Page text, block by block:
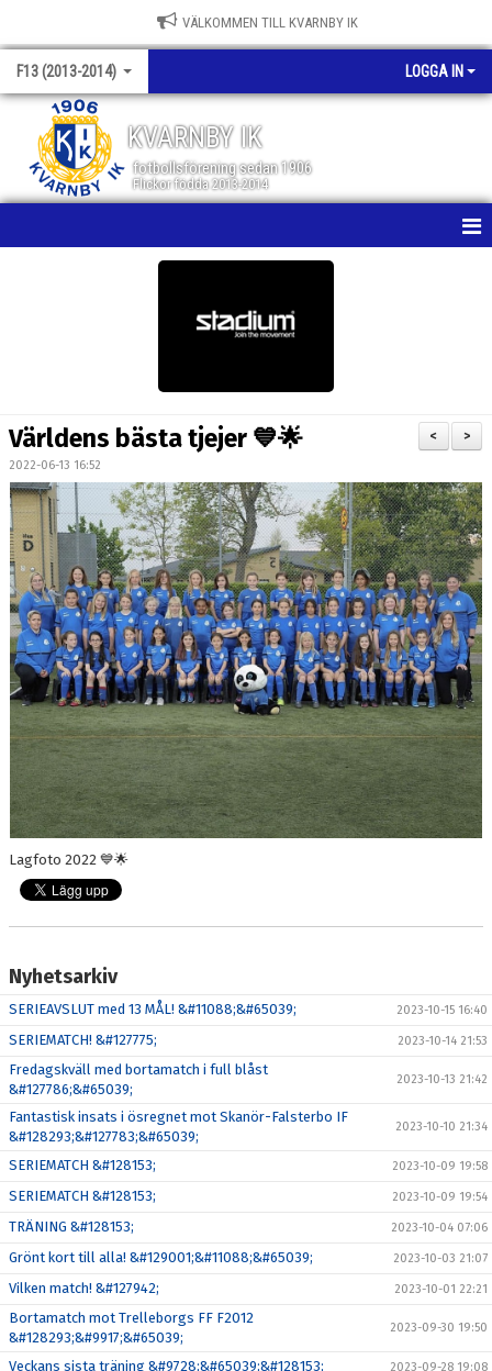
VÄLKOMMEN TILL KVARNBY IK
F13 (2013-2014) LOGGA IN
KVARNBY IK
fotbollsförening sedan 1906
Flickor födda 2013-2014
TRUPPEN
BILDGALLERI
DOKUMENT
KONTAKT
>
<
Världens bästa tjejer 💙🌟
2022-06-13 16:52
Lagfoto 2022 💙🌟
Nyhetsarkiv
SERIEAVSLUT med 13 MÅL! &#11088;&#65039; 2023-10-15 16:40
SERIEMATCH! &#127775; 2023-10-14 21:53
Fredagskväll med bortamatch i full blåst
&#127786;&#65039;
2023-10-13 21:42
Fantastisk insats i ösregnet mot Skanör-Falsterbo IF
&#128293;&#127783;&#65039;
2023-10-10 21:34
SERIEMATCH &#128153; 2023-10-09 19:58
SERIEMATCH &#128153; 2023-10-09 19:54
TRÄNING &#128153; 2023-10-04 07:06
Grönt kort till alla! &#129001;&#11088;&#65039; 2023-10-03 21:07
Vilken match! &#127942; 2023-10-01 22:21
Bortamatch mot Trelleborgs FF F2012
&#128293;&#9917;&#65039;
2023-09-30 19:50
Veckans sista träning &#9728;&#65039;&#128153; 2023-09-28 19:08